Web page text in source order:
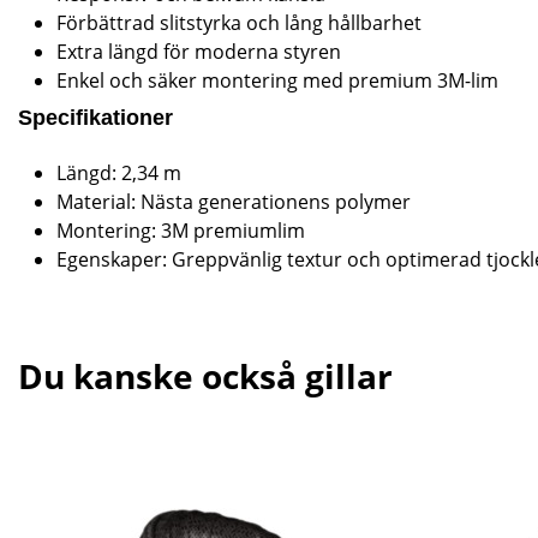
Förbättrad slitstyrka och lång hållbarhet
Extra längd för moderna styren
Enkel och säker montering med premium 3M-lim
Specifikationer
Längd: 2,34 m
Material: Nästa generationens polymer
Montering: 3M premiumlim
Egenskaper: Greppvänlig textur och optimerad
Du kanske också gillar